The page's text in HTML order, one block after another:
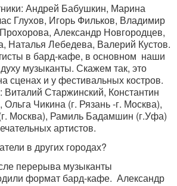
Андрей Бабушкин, Марина
Глухов, Игорь Фильков, Владимир
Александр Новгородцев,
Наталья Лебедева, Валерий Кустов.
в бард-кафе, в основном наши
музыканты. Скажем так, это
сценах и у фестивальных костров.
Виталий Старжинский, Константин
Чикина (г. Рязань -г. Москва),
Москва), Рамиль Бадамшин (г.Уфа)
артистов.
в других городах?
перерыва музыканты
формат бард-кафе. Александр